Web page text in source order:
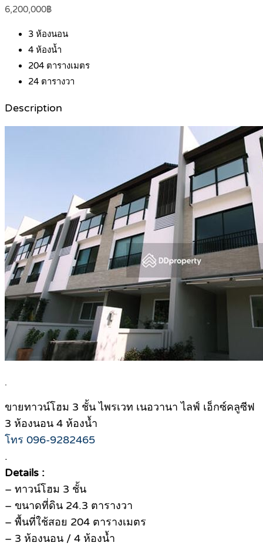
6,200,000฿
3 ห้องนอน
4 ห้องน้ำ
204 ตารางเมตร
24 ตารางวา
Description
.
ขายทาวน์โฮม 3 ชั้น ไพรเวท เนอวานา ไลฟ์ เอ็กซ์คลูซีฟ
3 ห้องนอน 4 ห้องน้ำ
โทร 096-9282465
.
Details :
– ทาวน์โฮม 3 ชั้น
– ขนาดที่ดิน 24.3 ตารางวา
– พื้นที่ใช้สอย 204 ตารางเมตร
– 3 ห้องนอน / 4 ห้องน้ำ